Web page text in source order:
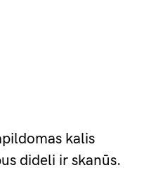
kalis
dideli ir skanūs.